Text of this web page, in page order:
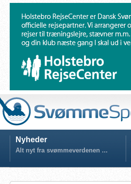
Nyheder
Alt nyt fra svømmeverdenen ...